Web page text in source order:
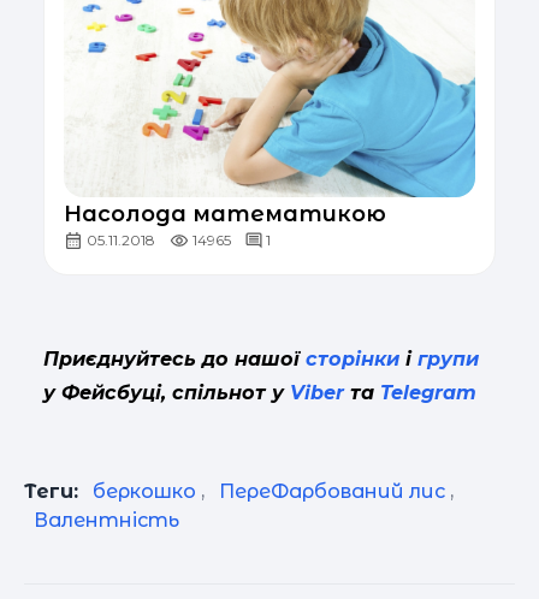
Насолода математикою
05.11.2018 14965 1
Приєднуйтесь до нашої сторінки і групи
у Фейсбуці, спільнот у Viberта Telegram
Теги: беркошко , ПереФарбований лис ,
Валентність